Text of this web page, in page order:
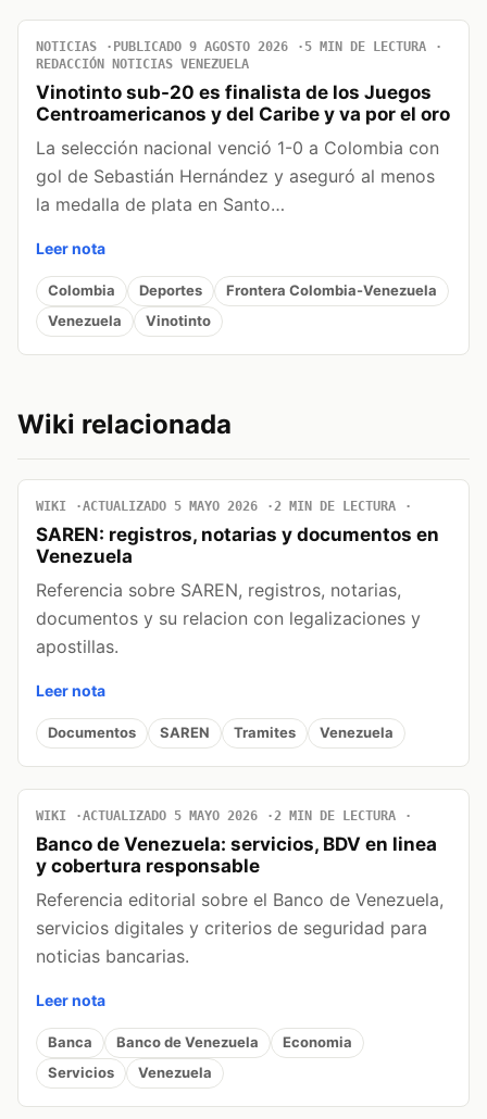
NOTICIAS PUBLICADO 9 AGOSTO 2026
5 MIN DE LECTURA
REDACCIÓN NOTICIAS VENEZUELA
Vinotinto sub-20 es finalista de los Juegos
Centroamericanos y del Caribe y va por el oro
La selección nacional venció 1-0 a Colombia con
gol de Sebastián Hernández y aseguró al menos
la medalla de plata en Santo…
Leer nota
Colombia Deportes
Frontera Colombia-Venezuela
Venezuela
Vinotinto
Wiki relacionada
WIKI ACTUALIZADO 5 MAYO 2026 2 MIN DE LECTURA
SAREN: registros, notarias y documentos en
Venezuela
Referencia sobre SAREN, registros, notarias,
documentos y su relacion con legalizaciones y
apostillas.
Leer nota
Documentos SAREN Tramites Venezuela
WIKI ACTUALIZADO 5 MAYO 2026 2 MIN DE LECTURA
Banco de Venezuela: servicios, BDV en linea
y cobertura responsable
Referencia editorial sobre el Banco de Venezuela,
servicios digitales y criterios de seguridad para
noticias bancarias.
Leer nota
Banca Banco de Venezuela
Economia
Servicios
Venezuela